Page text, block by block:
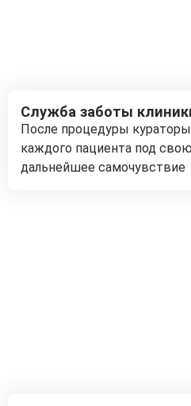
Служба заботы
После процедуры
каждого пациента под
дальнейшее самочувствие